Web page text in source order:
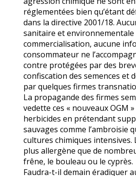
réglementées bien qu’étant
dans la directive 2001/18.
sanitaire et environnementale
commercialisation, aucune
consommateur ne
contre protégées par des
confiscation des semences et
par quelques firmes
La propagande des firmes
vedette ces « nouveaux OGM
herbicides en prétendant
sauvages comme l’ambroisie
cultures chimiques intensives.
plus allergène que de
frêne, le bouleau ou le cyprès.
Faudra-t-il demain éradiquer